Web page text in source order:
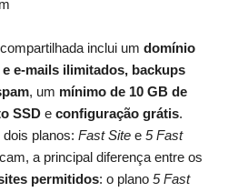
inclui um domínio
e-mails ilimitados, backups
, um mínimo de 10 GB de
SSD e configuração grátis.
planos: Fast Site e 5 Fast
a principal diferença entre os
permitidos: o plano 5 Fast